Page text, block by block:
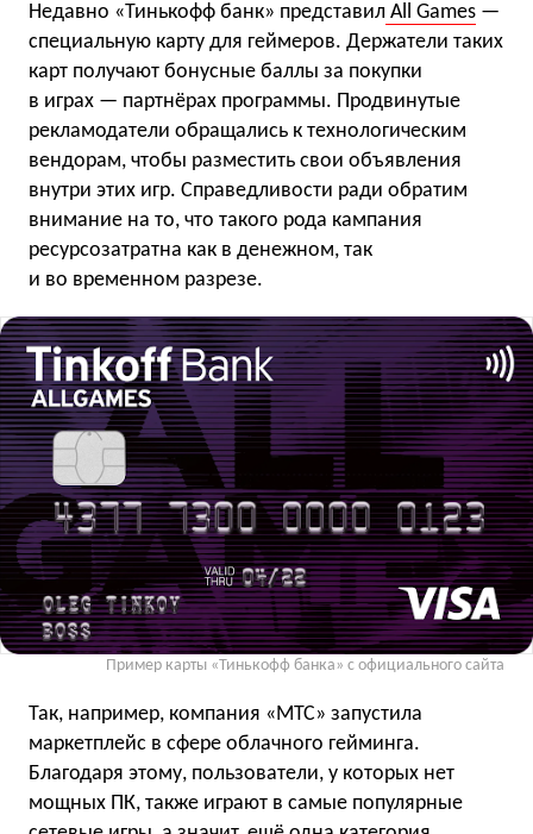
Недавно «Тинькофф банк» представил All Games —
специальную карту для геймеров. Держатели таких
карт получают бонусные баллы за покупки
в играх — партнёрах программы. Продвинутые
рекламодатели обращались к технологическим
вендорам, чтобы разместить свои объявления
внутри этих игр. Справедливости ради обратим
внимание на то, что такого рода кампания
ресурсозатратна как в денежном, так
и во временном разрезе.
Пример карты «Тинькофф банка» с официального сайта
Так, например, компания «МТС» запустила
маркетплейс в сфере облачного гейминга.
Благодаря этому, пользователи, у которых нет
мощных ПК, также играют в самые популярные